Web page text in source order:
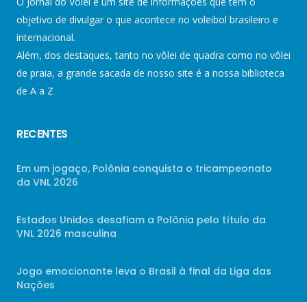
objetivo de divulgar o que acontece no voleibol brasileiro e
internacional.
Além, dos destaques, tanto no vôlei de quadra como no vôlei
de praia, a grande sacada de nosso site é a nossa biblioteca
de A a Z
RECENTES
Em um jogaço, Polônia conquista o tricampeonato
da VNL 2026
Estados Unidos desafiam a Polônia pelo título da
VNL 2026 masculina
Jogo emocionante leva o Brasil à final da Liga das
Nações